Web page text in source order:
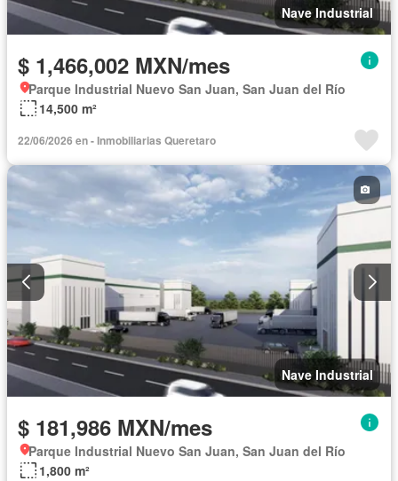
Nave Industrial
$ 1,466,002 MXN/mes
Parque Industrial Nuevo San Juan, San Juan del Río
14,500 m²
22/06/2026 en - Inmobiliarias Queretaro
Nave Industrial
$ 181,986 MXN/mes
Parque Industrial Nuevo San Juan, San Juan del Río
1,800 m²